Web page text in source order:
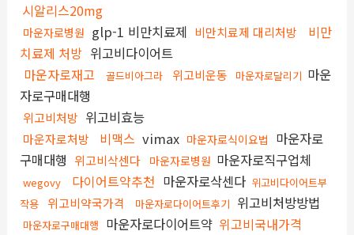
시알리스20mg
마운자로병원 glp-1 비만치료제 비만치료제 대리처방
비만
치료제 처방 위고비다이어트
마운자로재고
골드비아그라 위고비운동 마운자로달리기 마운
자로구매대행
위고비처방 위고비효능
마운자로처방 비맥스 vimax 마운자로식이요법 마운자로
구매대행 위고비삭센다 마운자로병원 마운자로직구업체
wegovy 다이어트약추천 마운자로삭센다 위고비다이어트부
작용
위고비약국가격 마운자로다이어트후기 위고비처방방법
마운자로구매대행 마운자로다이어트약 위고비국내가격